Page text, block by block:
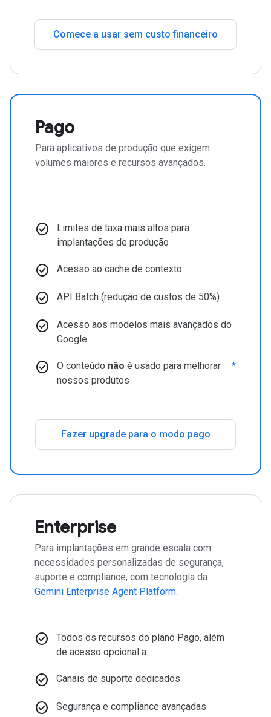
Comece a usar sem custo financeiro
Pago
Para aplicativos de produção que exigem
volumes maiores e recursos avançados.
check_circle
Limites de taxa mais altos para
implantações de produção
check_circle Acesso ao cache de contexto
check_circle API Batch (redução de custos de 50%)
check_circle
Acesso aos modelos mais avançados do
Google
check_circle O conteúdo não é usado para melhorar
nossos produtos
*
Fazer upgrade para o modo pago
Enterprise
Para implantações em grande escala com
necessidades personalizadas de segurança,
suporte e compliance, com tecnologia da
Gemini Enterprise Agent Platform.
check_circle
Todos os recursos do plano Pago, além
de acesso opcional a:
check_circle Canais de suporte dedicados
check_circle Segurança e compliance avançadas